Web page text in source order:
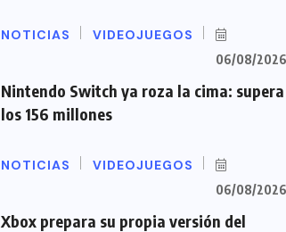
NOTICIAS VIDEOJUEGOS
06/08/2026
Nintendo Switch ya roza la cima: supera
los 156 millones
NOTICIAS VIDEOJUEGOS
06/08/2026
Xbox prepara su propia versión del